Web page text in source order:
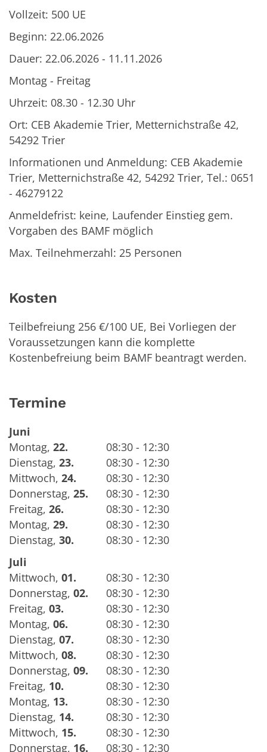
Vollzeit: 500 UE
Beginn: 22.06.2026
Dauer: 22.06.2026 - 11.11.2026
Montag - Freitag
Uhrzeit: 08.30 - 12.30 Uhr
Ort: CEB Akademie Trier, Metternichstraße 42,
54292 Trier
Informationen und Anmeldung: CEB Akademie
Trier, Metternichstraße 42, 54292 Trier, Tel.: 0651
- 46279122
Anmeldefrist: keine, Laufender Einstieg gem.
Vorgaben des BAMF möglich
Max. Teilnehmerzahl: 25 Personen
Kosten
Teilbefreiung 256 €/100 UE, Bei Vorliegen der
Voraussetzungen kann die komplette
Kostenbefreiung beim BAMF beantragt werden.
Termine
Juni
Montag, 22.
08:30 - 12:30
Dienstag, 23.
08:30 - 12:30
Mittwoch, 24.
08:30 - 12:30
Donnerstag, 25.
08:30 - 12:30
Freitag, 26.
08:30 - 12:30
Montag, 29.
08:30 - 12:30
Dienstag, 30.
08:30 - 12:30
Juli
Mittwoch, 01.
08:30 - 12:30
Donnerstag, 02.
08:30 - 12:30
Freitag, 03.
08:30 - 12:30
Montag, 06.
08:30 - 12:30
Dienstag, 07.
08:30 - 12:30
Mittwoch, 08.
08:30 - 12:30
Donnerstag, 09.
08:30 - 12:30
Freitag, 10.
08:30 - 12:30
Montag, 13.
08:30 - 12:30
Dienstag, 14.
08:30 - 12:30
Mittwoch, 15.
08:30 - 12:30
Donnerstag, 16. 08:30 - 12:30